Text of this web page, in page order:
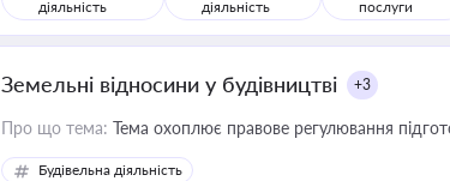
діяльність
діяльність
послуги
Земельні відносини у будівництві +3
Про що тема: Тема охоплює правове регулювання
Будівельна діяльність